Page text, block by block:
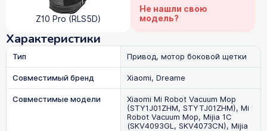
Z10 Pro (RLS5D)
Не нашли свою
модель?
Характеристики
Тип
Привод, мотор боковой щетки
Совместимый бренд
Xiaomi, Dreame
Совместимые модели
Xiaomi Mi Robot Vacuum Mop
(STY1J01ZHM, STYTJ01ZHM), Mi
Robot Vacuum Mop, Mijia 1C
(SKV4093GL, SKV4073CN), Mijia